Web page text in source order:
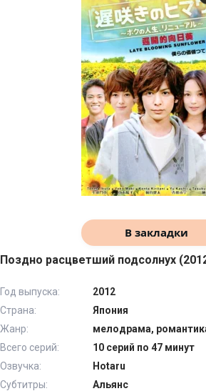
В закладки
Поздно расцветший подсолнух
Год выпуска:
2012
Страна:
Япония
Жанр:
мелодрама,
Всего серий:
10 серий по 47 минут
Озвучка:
Hotaru
Субтитры:
Альянс